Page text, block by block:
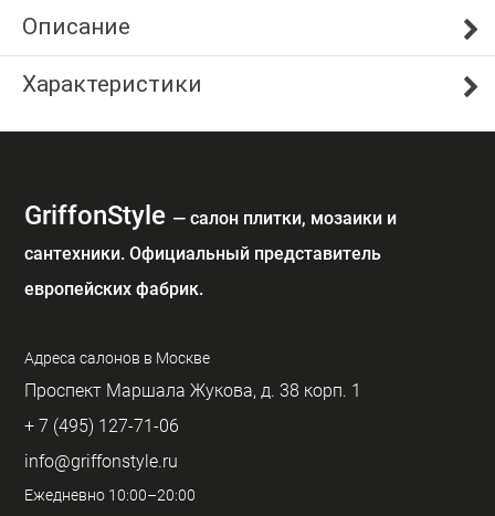
Описание
Характеристики
GriffonStyle — cалон плитки, мозаики и
сантехники. Официальный представитель
европейских фабрик.
Адреса салонов в Москве
Проспект Маршала Жукова, д. 38 корп. 1
+ 7 (495) 127-71-06
info@griffonstyle.ru
Ежедневно 10:00–20:00